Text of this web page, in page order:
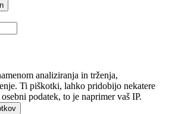
analiziranja in trženja,
Ti piškotki, lahko pridobijo nekatere
podatek, to je naprimer vaš IP.